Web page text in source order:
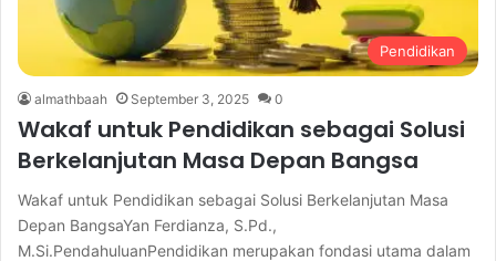
Pendidikan
almathbaah September 3, 2025 0
Wakaf untuk Pendidikan sebagai Solusi
Berkelanjutan Masa Depan Bangsa
Wakaf untuk Pendidikan sebagai Solusi Berkelanjutan Masa
Depan BangsaYan Ferdianza, S.Pd.,
M.Si.PendahuluanPendidikan merupakan fondasi utama dalam